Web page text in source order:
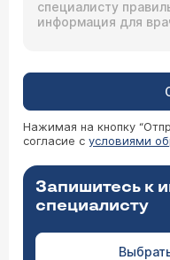
Нажимая на кнопку
согласие с условиями
Запишитесь к
специалисту